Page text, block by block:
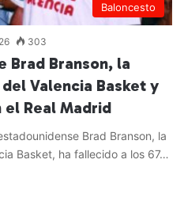
Baloncesto
303
Brad Branson, la
Valencia Basket y
Real Madrid
Brad Branson, la
Basket, ha fallecido a los 67…